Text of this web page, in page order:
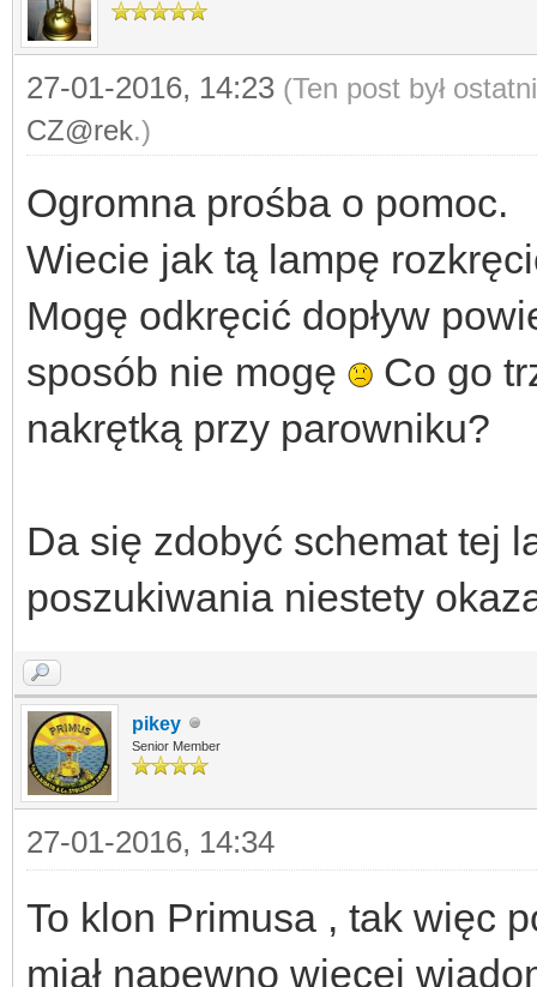
27-01-2016, 14:23 (Ten post był
CZ@rek.)
Ogromna prośba o pomoc.
Wiecie jak tą lampę
Mogę odkręcić dopływ
sposób nie mogę
Co go
nakrętką przy parowniku?
Da się zdobyć schemat tej
poszukiwania niestety
pikey
Senior Member
27-01-2016, 14:34
To klon Primusa , tak więc
miał napewno więcej